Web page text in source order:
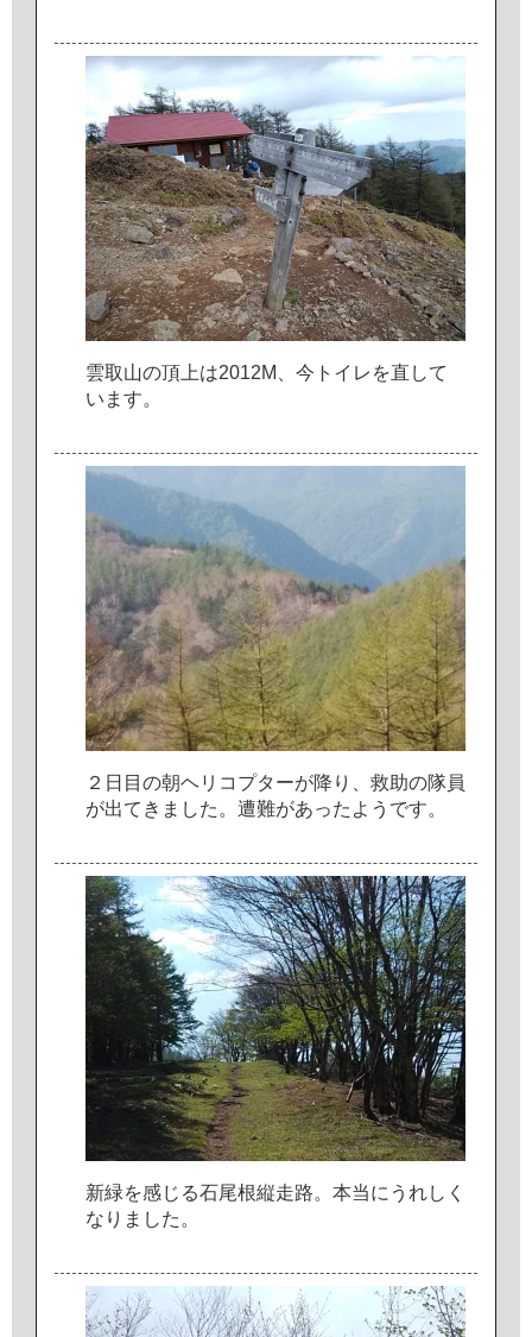
雲取山の頂 上は2012М 今 ト イ レ を直 して
い ま す。
２ 日 目 の朝ヘリ コ プターが降 り 救助の隊員
が出て き ま した 。 遭難があった よ う です。
新緑を感じ る石尾根縦走路。 本当に う れし く
な り ま した 。